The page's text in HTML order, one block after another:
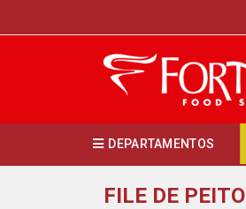
DEPARTAMENTOS
FILE DE PEITO